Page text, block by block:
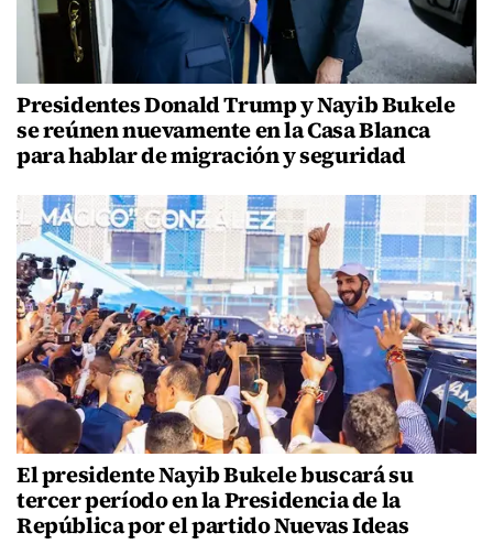
Presidentes Donald Trump y Nayib Bukele
se reúnen nuevamente en la Casa Blanca
para hablar de migración y seguridad
El presidente Nayib Bukele buscará su
tercer período en la Presidencia de la
República por el partido Nuevas Ideas